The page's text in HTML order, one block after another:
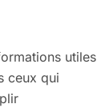
utiles
ceux qui